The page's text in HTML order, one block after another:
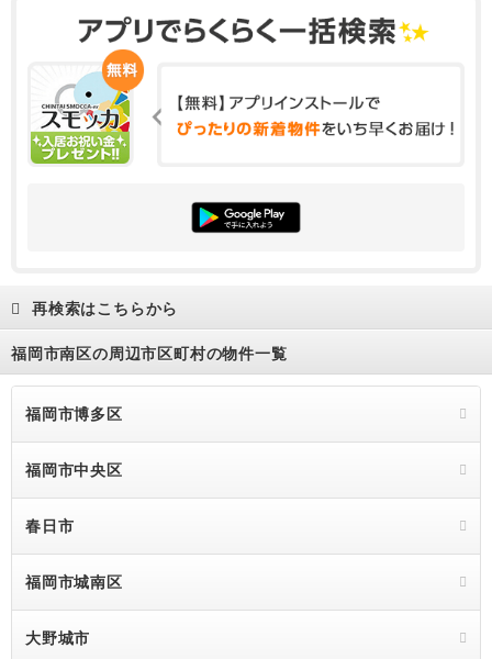
10.9万円 2LDK 52.78m² 1階
10.9万円
103号室 10.5万円 2LDK 50.19m²
再検索はこちらから
福岡市南区の周辺市区町村の物件一覧
福岡市博多区
福岡市中央区
春日市
福岡市城南区
大野城市